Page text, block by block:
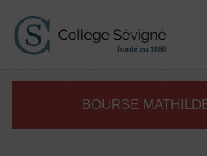
BOURSE